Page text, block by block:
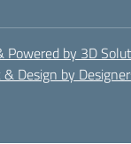
Powered by 3D
& Design by